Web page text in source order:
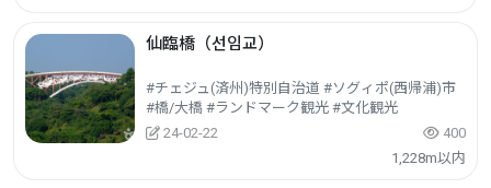
仙臨橋（선임교）
#チェジュ(済州)特別自治道 #ソグィポ(西帰浦)市
#橋/大橋 #ランドマーク観光 #文化観光
24-02-22
400
1,228m以内